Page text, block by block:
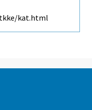
kat.html